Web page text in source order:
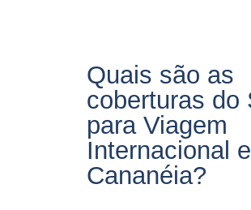
Quais são as
coberturas do
para Viagem
Internacional
Cananéia?